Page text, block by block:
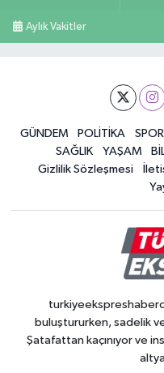
Aylık Vakitler
GÜNDEM POLİTİKA SPOR
SAĞLIK
YAŞAM
Gizlilik Sözleşmesi
buluştururken, sadelik
Şatafattan kaçınıyor ve